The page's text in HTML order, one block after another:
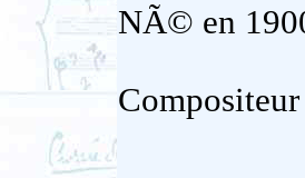
NÃ© en